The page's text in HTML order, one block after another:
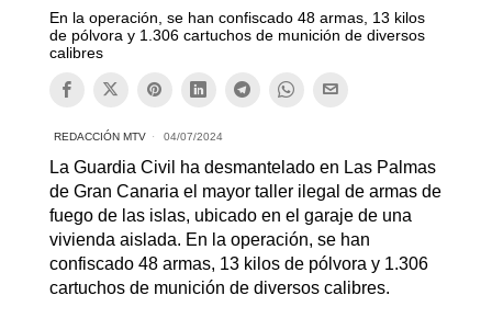
En la operación, se han confiscado 48 armas, 13 kilos
de pólvora y 1.306 cartuchos de munición de diversos
calibres
REDACCIÓN MTV 04/07/2024
La Guardia Civil ha desmantelado en Las Palmas
de Gran Canaria el mayor taller ilegal de armas de
fuego de las islas, ubicado en el garaje de una
vivienda aislada. En la operación, se han
confiscado 48 armas, 13 kilos de pólvora y 1.306
cartuchos de munición de diversos calibres.